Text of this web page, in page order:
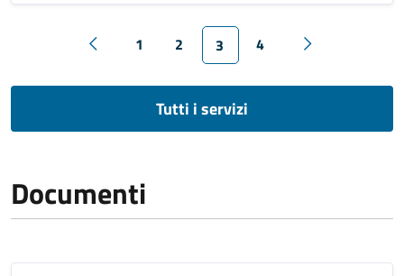
1 2 3 4
Tutti i servizi
Documenti